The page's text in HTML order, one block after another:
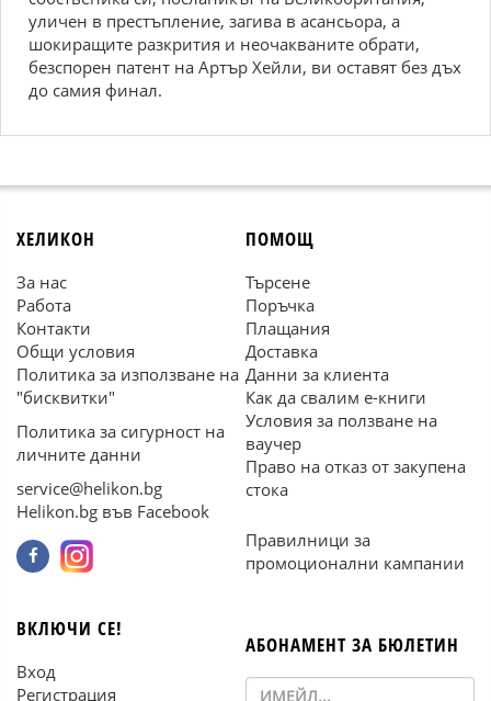
уличен в престъпление, загива в асансьора, а
шокиращите разкрития и неочакваните обрати,
безспорен патент на Артър Хейли, ви оставят без дъх
до самия финал.
ХЕЛИКОН
За нас
Работа
Контакти
Общи условия
Политика за използване на
"бисквитки"
Политика за сигурност на
личните данни
service@helikon.bg
Helikon.bg във Facebook
ПОМОЩ
Търсене
Поръчка
Плащания
Доставка
Данни за клиента
Как да свалим е-книги
Условия за ползване на
ваучер
Право на отказ от закупена
стока
Правилници за
промоционални кампании
ВКЛЮЧИ СЕ!
Вход
Регистрация
АБОНАМЕНТ ЗА БЮЛЕТИН